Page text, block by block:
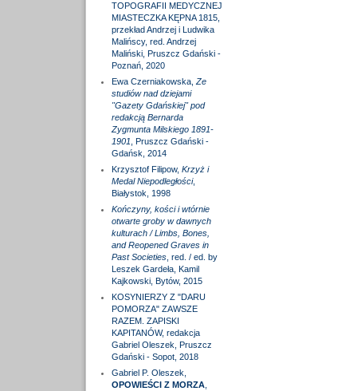
TOPOGRAFII MEDYCZNEJ
MIASTECZKA KĘPNA 1815,
przekład Andrzej i Ludwika
Malińscy, red. Andrzej
Maliński, Pruszcz Gdański -
Poznań, 2020
Ewa Czerniakowska, Ze
studiów nad dziejami
"Gazety Gdańskiej" pod
redakcją Bernarda
Zygmunta Milskiego 1891-
1901 , Pruszcz Gdański -
Gdańsk, 2014
Krzysztof Filipow, Krzyż i
Medal Niepodległości,
Białystok, 1998
Kończyny, kości i wtórnie
otwarte groby w dawnych
kulturach / Limbs, Bones,
and Reopened Graves in
Past Societies, red. / ed. by
Leszek Gardeła, Kamil
Kajkowski, Bytów, 2015
KOSYNIERZY Z "DARU
POMORZA" ZAWSZE
RAZEM. ZAPISKI
KAPITANÓW, redakcja
Gabriel Oleszek, Pruszcz
Gdański - Sopot, 2018
Gabriel P. Oleszek,
OPOWIEŚCI Z MORZA,